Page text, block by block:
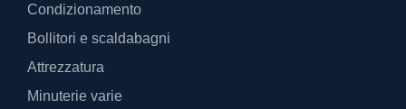
Condizionamento
Bollitori e scaldabagni
Attrezzatura
Minuterie varie